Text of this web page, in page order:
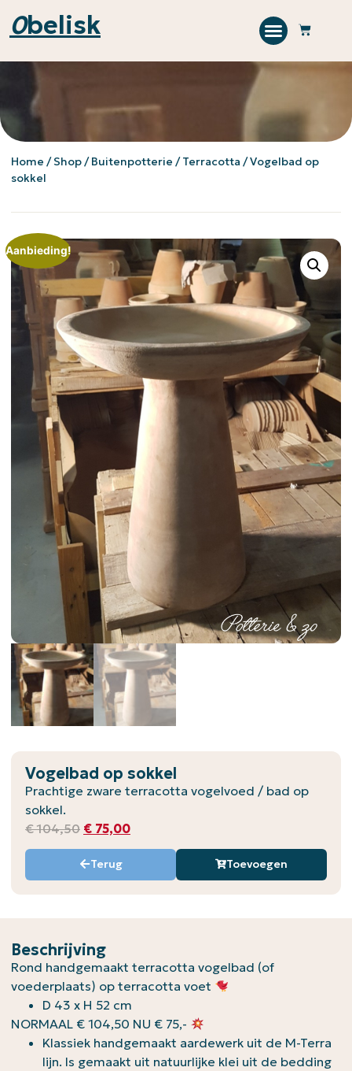
0belisk
Home /Shop/Buitenpotterie /Terracotta / Vogelbad op
sokkel
Aanbieding!
Vogelbad op sokkel
Prachtige zware terracotta vogelvoed / bad op
sokkel.
€104,50 € 75,00
Terug Toevoegen
Beschrijving
Rond handgemaakt terracotta vogelbad (of
voederplaats) op terracotta voet
D 43 x H 52 cm
NORMAAL € 104,50 NU € 75,-
Klassiek handgemaakt aardewerk uit de M-Terra
lijn. Is gemaakt uit natuurlijke klei uit de bedding